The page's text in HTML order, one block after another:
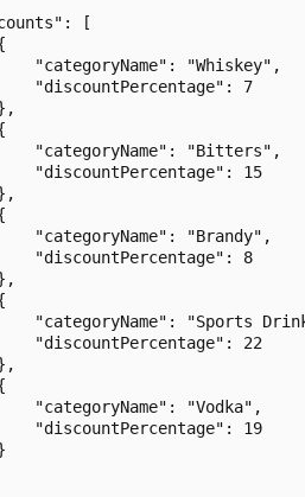
[
"categoryName": "Whiskey",
"discountPercentage": 7
"categoryName": "Bitters",
"discountPercentage": 15
"categoryName": "Brandy",
"discountPercentage": 8
"categoryName": "Sports
"discountPercentage": 22
"categoryName": "Vodka",
"discountPercentage": 19